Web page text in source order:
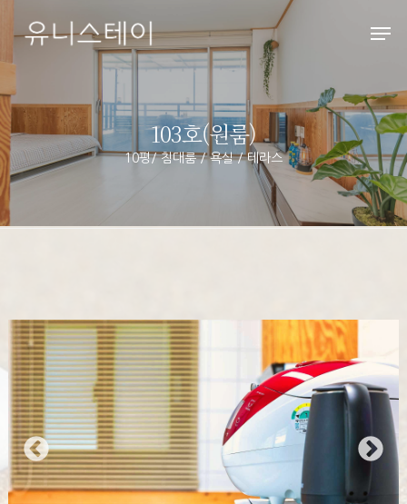
Hit enter to search or ESC to close
103호(원룸)
10평/ 침대룸 / 욕실 / 테라스